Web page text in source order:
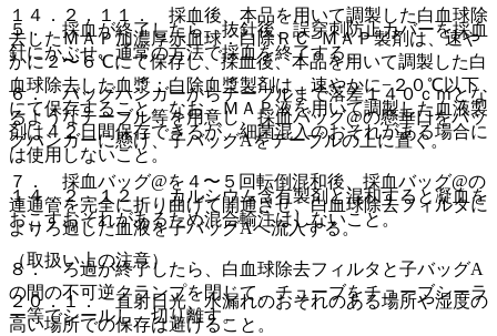
５． 採血が終了したら、抜針後、誤穿刺防止カバーを採血
針にかぶせ、通常の方法で採血を終了する。
６． バッグハンガーからテーブルまで落差１４０ｃｍとな
るようなテーブル等を用意し、採血バッグ@の懸垂口をバッ
グハンガーに懸け、子バッグAをテーブルの上に置く。
７． 採血バッグ@を４〜５回転倒混和後、採血バッグ@の
連通管を完全に折り曲げて開通させ、白血球除去フィルタに
よりろ過した血液を子バッグAへ流入する。
８． ろ過が終了したら、白血球除去フィルタと子バッグA
の間の不可逆クランプを閉じて、チューブをチューブシーラ
ー等でシールし、切り離す。
１４．２．１１． 採血後、本品を用いて調製した白血球除
去したＭＡＰ加濃厚赤血球：白除ＲＣ−ＭＡＰ製剤は、速や
かに２〜６℃にて保存し、採血後、本品を用いて調製した白
血球除去した血漿：白除血漿製剤は、速やかに−２０℃以下
にて保存すること。なお、ＭＡＰ液を用いて調製した血液製
剤は４２日間保存できるが、細菌混入のおそれがある場合に
は使用しないこと。
１４．２．１２． カルシウム含有製剤と混和すると凝血を
おこすおそれがあるため混合輸注はしないこと。
（取扱い上の注意）
２０．１． 直射日光、水漏れのおそれのある場所や湿度の
高い場所での保存は避けること。